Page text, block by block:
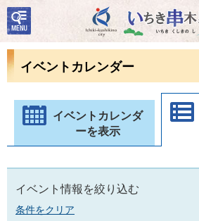
いちき串木野市
検
索・
共通
ューイベントカレンダー
イベントカレンダ
ーを表示
イベント情報を絞り込む
条件をクリア